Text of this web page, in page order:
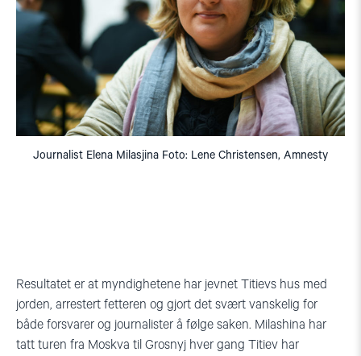
Journalist Elena Milasjina Foto: Lene Christensen, Amnesty
Resultatet er at myndighetene har jevnet Titievs hus med
jorden, arrestert fetteren og gjort det svært vanskelig for
både forsvarer og journalister å følge saken. Milashina har
tatt turen fra Moskva til Grosnyj hver gang Titiev har